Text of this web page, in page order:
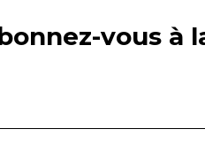
vous à